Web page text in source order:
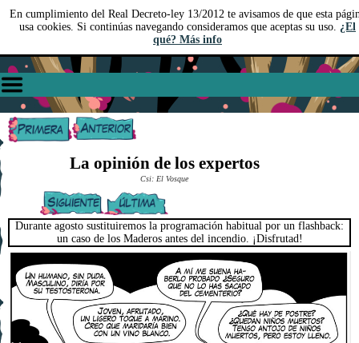
En cumplimiento del Real Decreto-ley 13/2012 te avisamos de que esta
usa cookies. Si continúas navegando consideramos que aceptas su uso. ¿El
qué? Más info
La opinión de los expertos
Csi: El Vosque
Durante agosto sustituiremos la programación habitual por un flashback:
un caso de los Maderos antes del incendio. ¡Disfrutad!